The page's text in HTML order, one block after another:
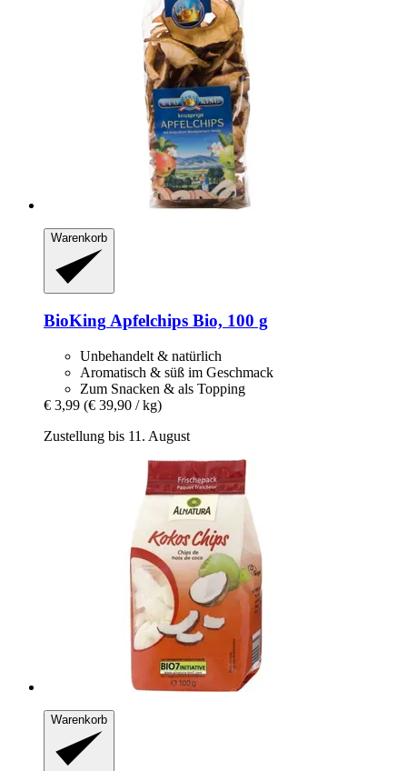
Warenkorb
BioKing Apfelchips Bio, 100 g
Unbehandelt & natürlich
Aromatisch & süß im Geschmack
Zum Snacken & als Topping
€ 3,99 (€ 39,90 / kg)
Zustellung bis 11. August
Warenkorb